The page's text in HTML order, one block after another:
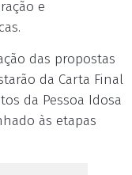
e
das propostas
da Carta Final
da Pessoa Idosa
às etapas